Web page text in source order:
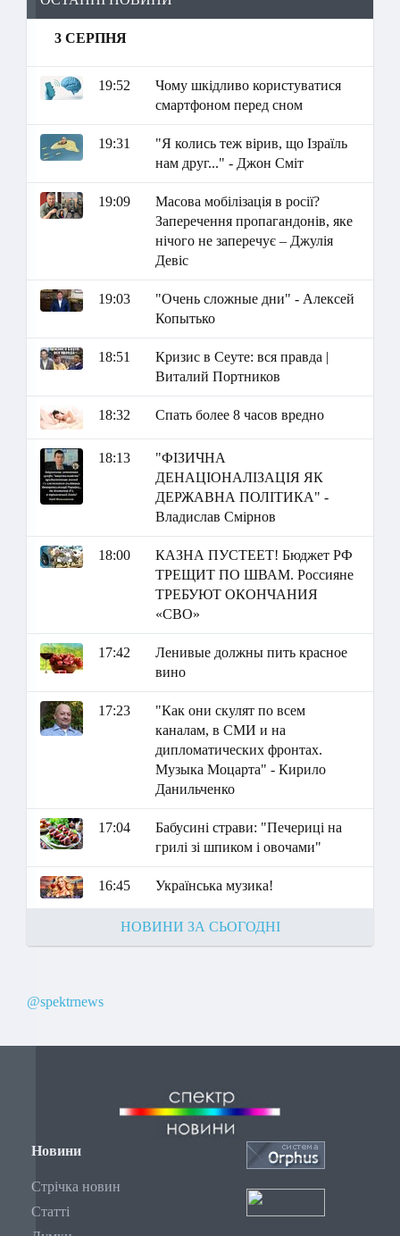
3 СЕРПНЯ
19:52
Чому шкідливо користуватися
смартфоном перед сном
19:31
"Я колись теж вірив, що Ізраїль
нам друг..." - Джон Сміт
19:09
Масова мобілізація в росії?
Заперечення пропагандонів, яке
нічого не заперечує – Джулія
Девіс
19:03
"Очень сложные дни" - Алексей
Копытько
18:51
Кризис в Сеуте: вся правда |
Виталий Портников
18:32 Спать более 8 часов вредно
18:13
"ФІЗИЧНА
ДЕНАЦІОНАЛІЗАЦІЯ ЯК
ДЕРЖАВНА ПОЛІТИКА" -
Владислав Смірнов
18:00
КАЗНА ПУСТЕЕТ! Бюджет РФ
ТРЕЩИТ ПО ШВАМ. Россияне
ТРЕБУЮТ ОКОНЧАНИЯ
«СВО»
17:42
Ленивые должны пить красное
вино
17:23
"Как они скулят по всем
каналам, в СМИ и на
дипломатических фронтах.
Музыка Моцарта" - Кирило
Данильченко
17:04
Бабусині страви: "Печериці на
грилі зі шпиком і овочами"
16:45 Українська музика!
НОВИНИ ЗА СЬОГОДНІ
@spektrnews
Новини
Стрічка новин
Статті